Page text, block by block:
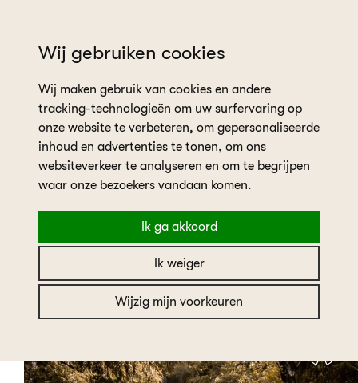
Wij gebruiken cookies
Wij maken gebruik van cookies en andere
tracking-technologieën om uw surfervaring op
onze website te verbeteren, om gepersonaliseerde
inhoud en advertenties te tonen, om ons
websiteverkeer te analyseren en om te begrijpen
waar onze bezoekers vandaan komen.
Ik ga akkoord
Ik weiger
Wijzig mijn voorkeuren
in the picture Real bride Anne
Real bride Anne